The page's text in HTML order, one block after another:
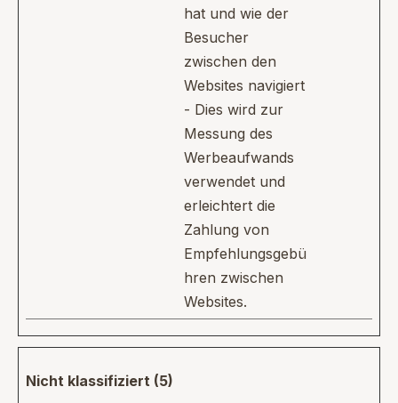
hat und wie der
Besucher
zwischen den
Websites navigiert
- Dies wird zur
Messung des
Werbeaufwands
verwendet und
erleichtert die
Zahlung von
Empfehlungsgebü
hren zwischen
Websites.
Nicht klassifiziert (5)